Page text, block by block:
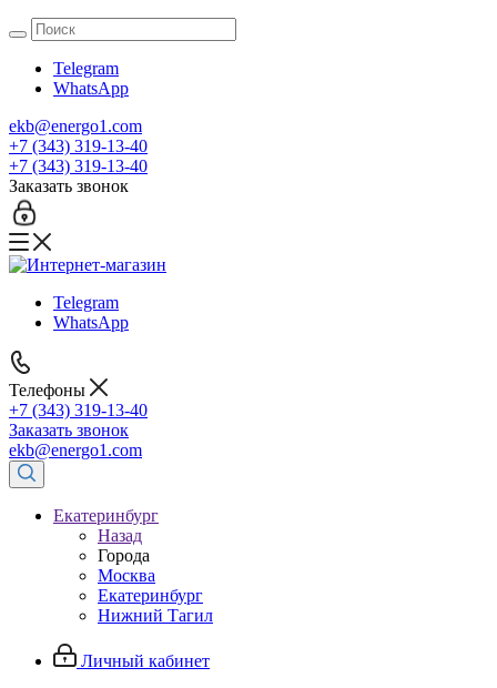
Telegram
WhatsApp
ekb@energo1.com
+7 (343) 319-13-40
+7 (343) 319-13-40
Заказать звонок
Telegram
WhatsApp
Телефоны
+7 (343) 319-13-40
Заказать звонок
ekb@energo1.com
Екатеринбург
Назад
Города
Москва
Екатеринбург
Нижний Тагил
Личный кабинет